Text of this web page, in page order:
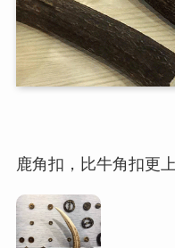
鹿角扣，比牛角扣更